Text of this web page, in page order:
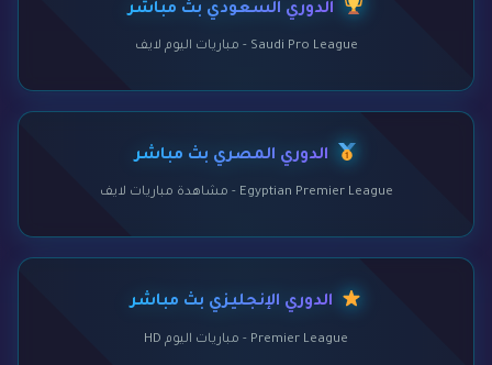
الدوري السعودي بث مباشر
Saudi Pro League - مباريات اليوم لايف
الدوري المصري بث مباشر
Egyptian Premier League - مشاهدة مباريات لايف
الدوري الإنجليزي بث مباشر
Premier League - مباريات اليوم HD